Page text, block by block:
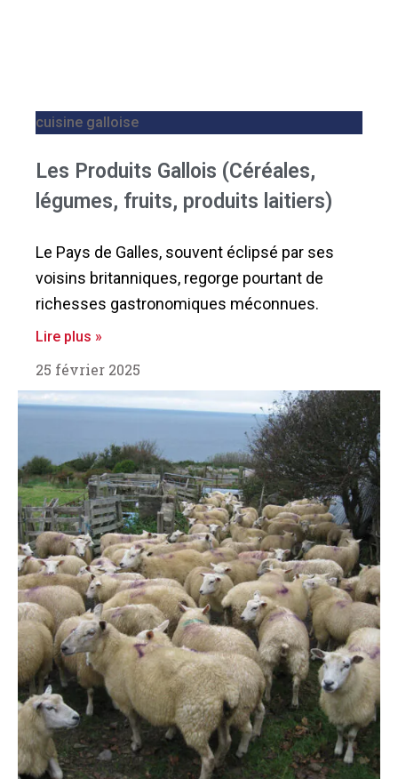
cuisine galloise
Les Produits Gallois (Céréales,
légumes, fruits, produits laitiers)
Le Pays de Galles, souvent éclipsé par ses
voisins britanniques, regorge pourtant de
richesses gastronomiques méconnues.
Lire plus »
25 février 2025